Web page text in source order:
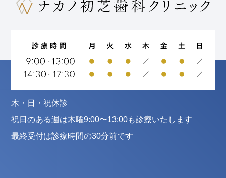
木・日・祝休診
祝日のある週は木曜9:00〜13:00も診療いたします
最終受付は診療時間の30分前です